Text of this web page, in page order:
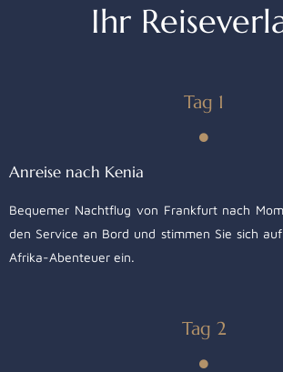
Ihr
Tag 1
Anreise nach Kenia
Bequemer Nachtflug von Frankfurt nach
den Service an Bord und stimmen Sie sich
Afrika-Abenteuer ein.
Tag 2